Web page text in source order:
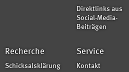
Direktlinks aus
Social-Media-
Beiträgen
Recherche
Schicksalsklärung
Service
Kontakt